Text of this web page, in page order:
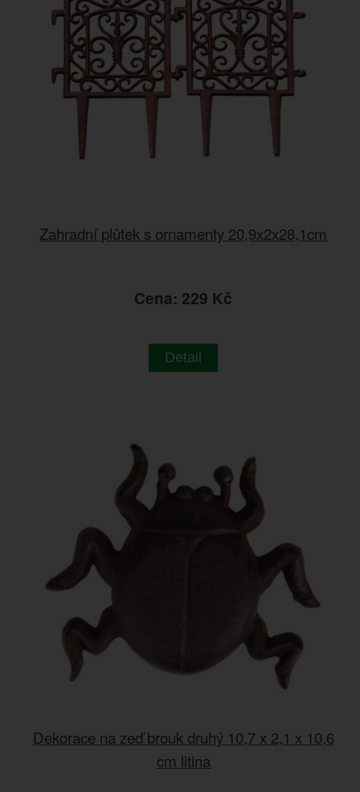
Zahradní plůtek s ornamenty 20,9x2x28,1cm
Cena: 229 Kč
Detail
Dekorace na zeď brouk druhý 10,7 x 2,1 x 10,6
cm litina